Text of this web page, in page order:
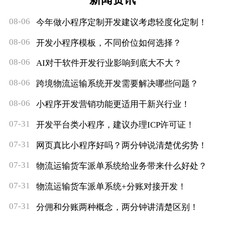
08-06 今年做小程序定制开发建议考虑轻度化定制！
08-06 开发小程序模板，不同价位如何选择？
08-06 AI对干软件开发行业影响到底大不大？
08-06 跨境物流运输系统开发需要解决哪些问题？
08-06 小程序开发营销功能更适用干新兴行业！
07-31 开发平台类小程序，建议办理ICP许可证！
07-31 网页真比小程序好吗？两分钟说清楚优劣势！
07-31 物流运输货车派单系统给业务带来什么好处？
07-31 物流运输货车派单系统+分账对接开发！
07-31 分佣和分账两种概念，两分钟讲清楚区别！